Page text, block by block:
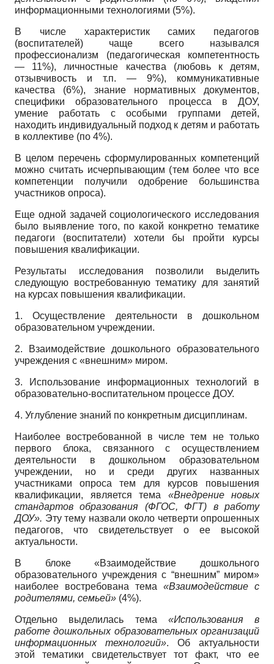
информационными технологиями (5%).
В числе характеристик самих педагогов
(воспитателей) чаще всего назывался
профессионализм (педагогическая компетентность
— 11%), личностные качества (любовь к детям,
отзывчивость и т.п. — 9%), коммуникативные
качества (6%), знание нормативных документов,
специфики образовательного процесса в ДОУ,
умение работать с особыми группами детей,
находить индивидуальный подход к детям и работать
в коллективе (по 4%).
В целом перечень сформулированных компетенций
можно считать исчерпывающим (тем более что все
компетенции получили одобрение большинства
участников опроса).
Еще одной задачей социологического исследования
было выявление того, по какой конкретно тематике
педагоги (воспитатели) хотели бы пройти курсы
повышения квалификации.
Результаты исследования позволили выделить
следующую востребованную тематику для занятий
на курсах повышения квалификации.
1. Осуществление деятельности в дошкольном
образовательном учреждении.
2. Взаимодействие дошкольного образовательного
учреждения с «внешним» миром.
3. Использование информационных технологий в
образовательно-воспитательном процессе ДОУ.
4. Углубление знаний по конкретным дисциплинам.
Наиболее востребованной в числе тем не только
первого блока, связанного с осуществлением
деятельности в дошкольном образовательном
учреждении, но и среди других названных
участниками опроса тем для курсов повышения
квалификации, является тема «Внедрение новых
стандартов образования (ФГОС, ФГТ) в работу
ДОУ». Эту тему назвали около четверти опрошенных
педагогов, что свидетельствует о ее высокой
актуальности.
В блоке «Взаимодействие дошкольного
образовательного учреждения с “внешним” миром»
наиболее востребована тема «Взаимодействие с
родителями, семьей» (4%).
Отдельно выделилась тема «Использования в
работе дошкольных образовательных организаций
информационных технологий». Об актуальности
этой тематики свидетельствует тот факт, что ее